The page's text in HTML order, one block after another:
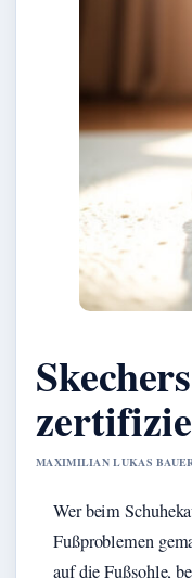
MAXIMILIAN LUKAS
Wer beim
Fußproblemen
auf die Fußsohle,